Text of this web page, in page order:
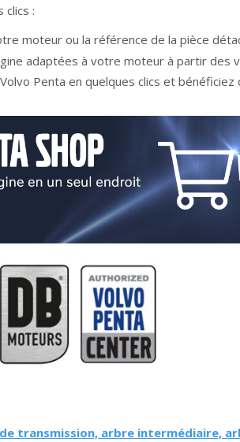
clics :
moteur ou la référence de la pièce
adaptées à votre moteur à partir des
Penta en quelques clics et bénéficiez
transmission, arbre intermédiaire,